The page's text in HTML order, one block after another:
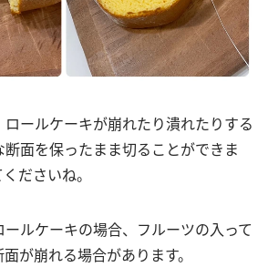
ールケーキが崩れたり潰れたりする
面を保ったまま切ることができま
ださいね。
ルケーキの場合、フルーツの入って
が崩れる場合があります。